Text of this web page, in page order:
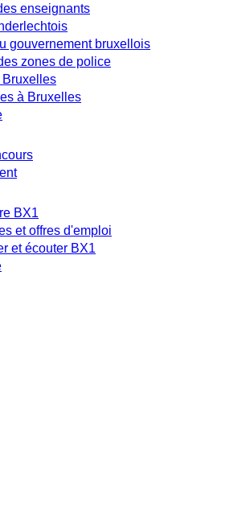
enseignants
gouvernement bruxellois
zones de police
Bruxelles
à Bruxelles
BX1
et offres d'emploi
et écouter BX1